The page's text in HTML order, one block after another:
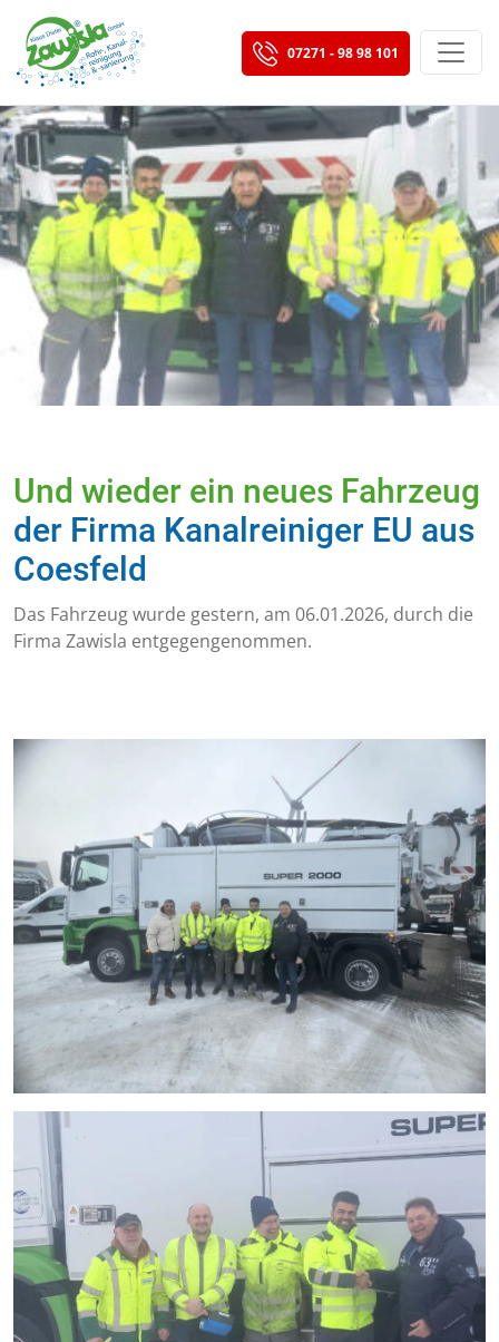
07271 - 98 98 101
Und wieder ein neues Fahrzeug
der Firma Kanalreiniger EU aus
Coesfeld
Das Fahrzeug wurde gestern, am 06.01.2026, durch die
Firma Zawisla entgegengenommen.